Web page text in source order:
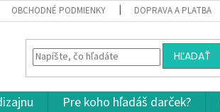
OBCHODNÉ PODMIENKY DOPRAVA A PLATBA
HĽADAŤ
Pre koho hľadáš darček?